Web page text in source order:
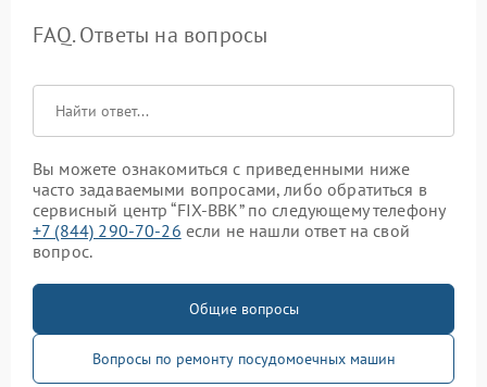
FAQ. Ответы на вопросы
Вы можете ознакомиться с приведенными ниже
часто задаваемыми вопросами, либо обратиться в
сервисный центр “FIX-BBK” по следующему телефону
+7 (844) 290-70-26 если не нашли ответ на свой
вопрос.
Общие вопросы
Вопросы по ремонту посудомоечных машин